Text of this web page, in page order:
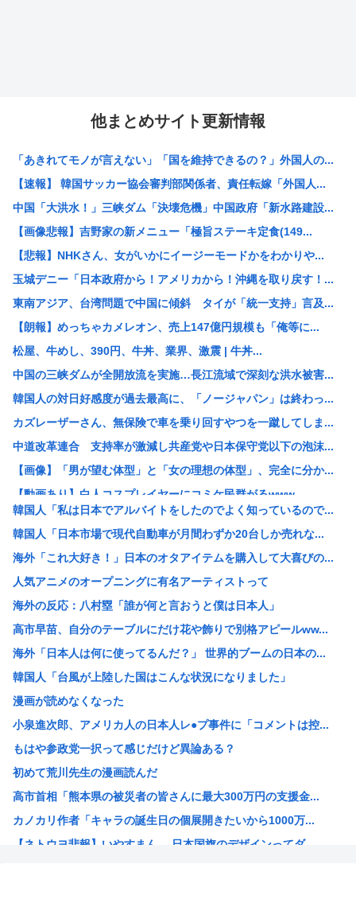
他まとめサイト更新情報
「あきれてモノが言えない」「国を維持できるの？」外国人の...
【速報】 韓国サッカー協会審判部関係者、責任転嫁「外国人...
中国「大洪水！」三峡ダム「決壊危機」中国政府「新水路建設...
【画像悲報】吉野家の新メニュー「極旨ステーキ定食(149...
【悲報】NHKさん、女がいかにイージーモードかをわかりや...
玉城デニー「日本政府から！アメリカから！沖縄を取り戻す！...
東南アジア、台湾問題で中国に傾斜 タイが「統一支持」言及...
【朗報】めっちゃカメレオン、売上147億円規模も「俺等に...
松屋、牛めし、390円、牛丼、業界、激震 | 牛丼...
中国の三峡ダムが全開放流を実施…長江流域で深刻な洪水被害...
韓国人の対日好感度が過去最高に、「ノージャパン」は終わっ...
カズレーザーさん、無保険で車を乗り回すやつを一蹴してしま...
中道改革連合 支持率が激減し共産党や日本保守党以下の泡沫...
【画像】「男が望む体型」と「女の理想の体型」、完全に分か...
【動画あり】白人コスプレイヤーにコミケ民群がるwww
インドネシア政府「インドネシア人の名前には、のび太、ドラ...
【画像】ファミマ45%増量中
【悲報】佐藤二朗さんX更新「本当のことを僕の口からは何ひ...
【動画あり】このレベルの美人とディズニーデートしたい人生...
【悲報】浜辺美波さん、めちゃくちゃADHDだった
【原爆の日】弁護士・中村憲昭「高市総理が8月6日に東京の...
【悲報】長野県上高地の山小屋にゴミの大量不法投棄
【悲報】バットを買って店を出たお兄さん、いきなり警察に捕...
投機家の円買い急増 日米の協調介入後に円安方向のポジショ...
望月理恵子容疑者(41)が義弟(44)を蹴り頃す 意味不...
【世論調査】フジ『Mr.サンデー』「消費税減税に反対が5...
チンギスハン「敵を殺し富を奪いその愛する者たちの涙を見て...
東京・神奈川県民は気付いてないけど日本の地方都市はもうや...
【高市早苗】高市早苗、長崎市民から冷たい目を向けられたり...
韓国人「私は日本でアルバイトをしたのでよく知っているので...
韓国人「日本市場で現代自動車が月間わずか20台しか売れな...
海外「これ大好き！」日本のオタアイテムを購入して大喜びの...
人気アニメのオープニングに有名アーティストって
海外の反応：八村塁「誰が何と言おうと僕は日本人」
高市早苗、自分のテーブルにだけ花や飾りで別格アピールww...
海外「日本人は何に使ってるんだ？」 世界的ブームの日本の...
韓国人「台風が上陸した国はこんな状況になりました」
漫画が読めなくなった
小泉進次郎、アメリカ人の日本人レ●プ事件に「コメントは控...
もはや参政党一択って感じだけど異論ある？
初めて荒川先生の漫画読んだ
高市首相「熊本県の被災者の皆さんに最大300万円の支援金...
カノカリ作者「キャラの誕生日の個展開きたいから1000万...
【ネトウヨ悲報】いやすまん、 日本国旗のデザインってダ...